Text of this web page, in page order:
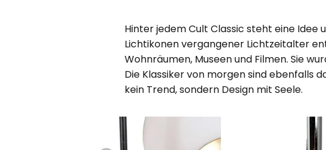
Hinter jedem Cult Classic steht eine Idee
Lichtikonen vergangener Lichtzeitalter
Wohnräumen, Museen und Filmen. Sie
Die Klassiker von morgen sind ebenfalls
kein Trend, sondern Design mit Seele.